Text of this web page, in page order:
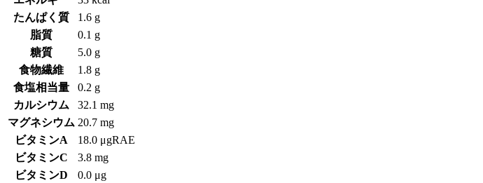
たんぱく質
1.6 g
脂質
0.1 g
糖質
5.0 g
食物繊維
1.8 g
食塩相当量
0.2 g
カルシウム
32.1 mg
マグネシウム 20.7 mg
ビタミンA
18.0 μgRAE
ビタミンC
3.8 mg
ビタミンD
0.0 μg